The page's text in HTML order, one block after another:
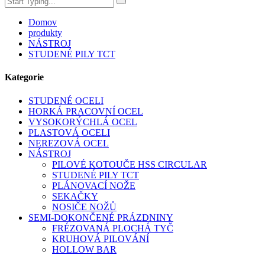
Domov
produkty
NÁSTROJ
STUDENÉ PILY TCT
Kategorie
STUDENÉ OCELI
HORKÁ PRACOVNÍ OCEL
VYSOKORÝCHLÁ OCEL
PLASTOVÁ OCELI
NEREZOVÁ OCEL
NÁSTROJ
PILOVÉ KOTOUČE HSS CIRCULAR
STUDENÉ PILY TCT
PLÁNOVACÍ NOŽE
SEKAČKY
NOSIČE NOŽŮ
SEMI-DOKONČENÉ PRÁZDNINY
FRÉZOVANÁ PLOCHÁ TYČ
KRUHOVÁ PILOVÁNÍ
HOLLOW BAR